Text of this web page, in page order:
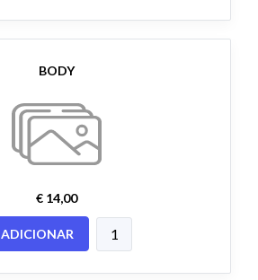
BODY
€ 14,00
ADICIONAR